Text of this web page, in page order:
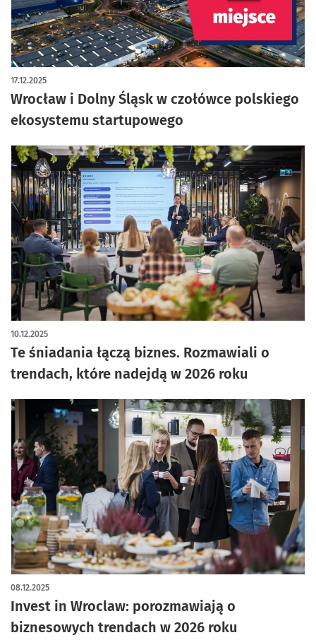
Wrocław i Dolny Śląsk w czołówce polskiego
ekosystemu startupowego
17.12.2025
Te śniadania łączą biznes. Rozmawiali o
trendach, które nadejdą w 2026 roku
10.12.2025
Invest in Wroclaw: porozmawiają o
biznesowych trendach w 2026 roku
08.12.2025